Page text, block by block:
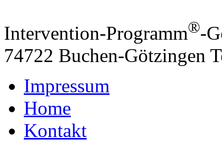
Intervention-Programm®-
74722 Buchen-Götzingen
Impressum
Home
Kontakt